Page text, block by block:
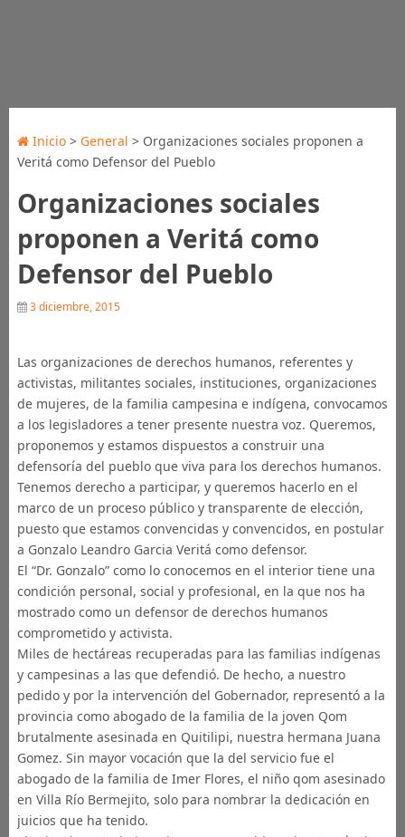
Inicio> General > Organizaciones sociales proponen a
Veritá como Defensor del Pueblo
Organizaciones sociales
proponen a Veritá como
Defensor del Pueblo
3 diciembre, 2015
Las organizaciones de derechos humanos, referentes y
activistas, militantes sociales, instituciones, organizaciones
de mujeres, de la familia campesina e indígena, convocamos
a los legisladores a tener presente nuestra voz. Queremos,
proponemos y estamos dispuestos a construir una
defensoría del pueblo que viva para los derechos humanos.
Tenemos derecho a participar, y queremos hacerlo en el
marco de un proceso público y transparente de elección,
puesto que estamos convencidas y convencidos, en postular
a Gonzalo Leandro Garcia Veritá como defensor.
El “Dr. Gonzalo” como lo conocemos en el interior tiene una
condición personal, social y profesional, en la que nos ha
mostrado como un defensor de derechos humanos
comprometido y activista.
Miles de hectáreas recuperadas para las familias indígenas
y campesinas a las que defendió. De hecho, a nuestro
pedido y por la intervención del Gobernador, representó a la
provincia como abogado de la familia de la joven Qom
brutalmente asesinada en Quitilipi, nuestra hermana Juana
Gomez. Sin mayor vocación que la del servicio fue el
abogado de la familia de Imer Flores, el niño qom asesinado
en Villa Río Bermejito, solo para nombrar la dedicación en
juicios que ha tenido.